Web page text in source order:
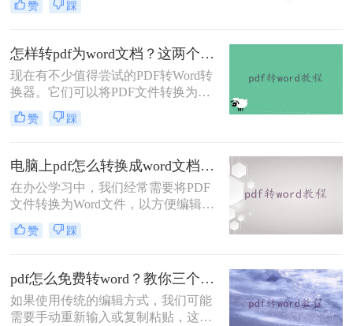
转word怎么在线免费吗？说到格式转
就来看看是怎么将#other#的，下次遇
到这种问题就不用担心了。
赞 踩
怎样转pdf为word文档？这两个方法让效率翻倍~
现在有不少值得尝试的PDF转Word转
换器。它们可以将PDF文件转换为可
编辑的Word文档。同时，一些转换器
还提供额外的功能，例如保持原始格
我们在处理和编辑文档时更加灵活。
如果你也在找PDF转Word免费转换器
的话，下面小编就来分享下怎样转pdf
为word文档吧！
赞 踩
电脑上pdf怎么转换成word文档？你可以试着这样在线转换~
在办公学习中，我们经常需要将PDF
文件转换为Word文件，以方便编辑和
排版。但是，很多人在尝试转换时却
遇到了困难。今天，我们就来介绍一
轻松转换，愉快办公！
赞 踩
pdf怎么免费转word？教你三个方法！
如果使用传统的编辑方式，我们可能
需要手动重新输入或复制粘贴，这样